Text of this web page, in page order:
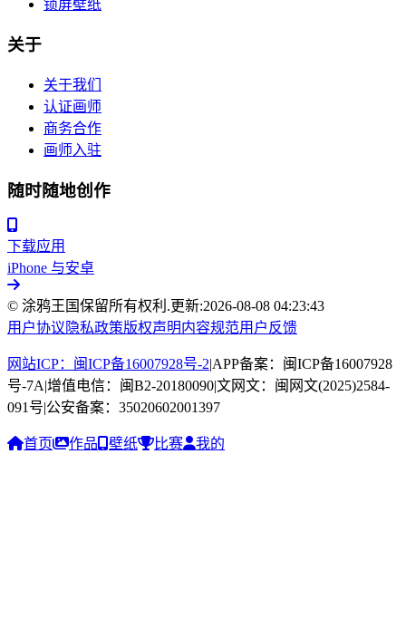
锁屏壁纸
关于
关于我们
认证画师
商务合作
画师入驻
随时随地创作
下载应用
iPhone 与安卓
© 涂鸦王国保留所有权利.更新:2026-08-08 04:23:43
用户协议 隐私政策版权声明内容规范用户反馈
网站ICP：闽ICP备16007928号-2|APP备案：闽ICP备16007928
号-7A|增值电信：闽B2-20180090|文网文：闽网文(2025)2584-
091号|公安备案：35020602001397
首页 作品 壁纸 比赛 我的